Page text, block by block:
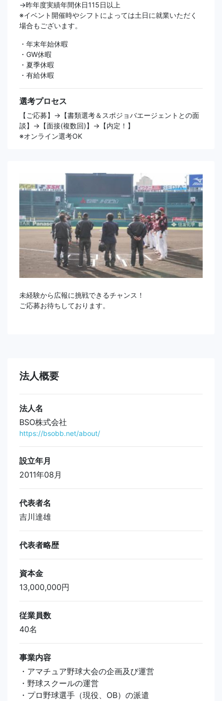
→昨年度実績年間休日115日以上
※イベント開催時やシフトによっては土日に就業いただく
場合もございます。
・年末年始休暇
・GW休暇
・夏季休暇
・有給休暇
選考プロセス
【ご応募】→【書類選考＆スポジョバエージェントとの面
談】→【面接(複数回)】→【内定！】
※オンライン選考OK
未経験から広報に挑戦できるチャンス！
ご応募お待ちしております。
法人概要
法人名
BSO株式会社
https://bsobb.net/about/
設立年月
2011年08月
代表者名
吉川達雄
代表者略歴
資本金
13,000,000円
従業員数
40名
事業内容
・アマチュア野球大会の企画及び運営
・野球スクールの運営
・プロ野球選手（現役、OB）の派遣